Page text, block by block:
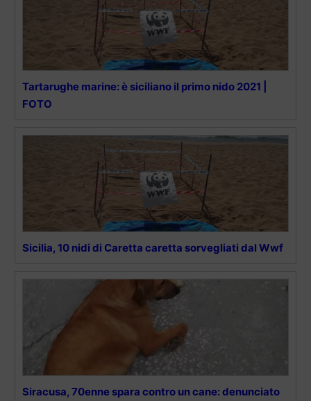
Tartarughe marine: è siciliano il primo nido 2021 |
FOTO
Sicilia, 10 nidi di Caretta caretta sorvegliati dal Wwf
Siracusa, 70enne spara contro un cane: denunciato